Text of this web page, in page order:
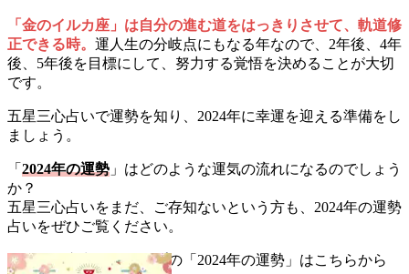
「金のイルカ座」は自分の進む道をはっきりさせて、軌道修
正できる時。 運人生の分岐点にもなる年なので、2年後、4年
後、5年後を目標にして、努力する覚悟を決めることが大切
です。
五星三心占いで運勢を知り、2024年に幸運を迎える準備をし
ましょう。
「 2024年の運勢 」はどのような運気の流れになるのでしょう
か？
五星三心占いをまだ、ご存知ないという方も、2024年の運勢
占いをぜひご覧ください。
▼五星三心占い全タイプの「2024年の運勢」はこちらから